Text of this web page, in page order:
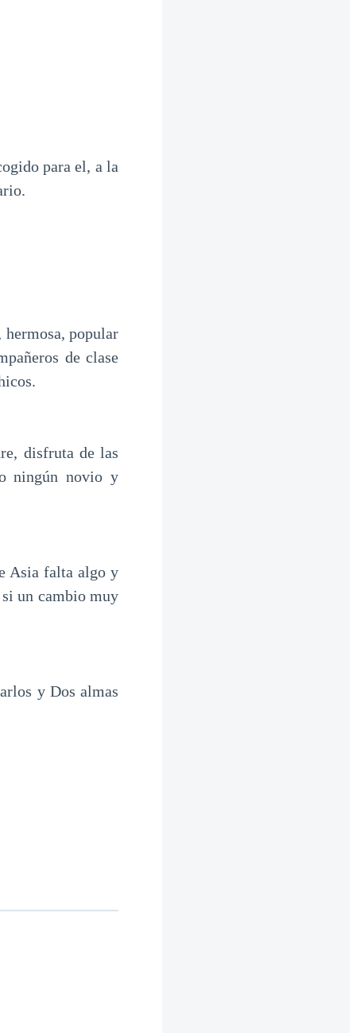
para el, a la
popular
de clase
disfruta de las
ningún novio y
Asia falta algo y
un cambio muy
y Dos almas